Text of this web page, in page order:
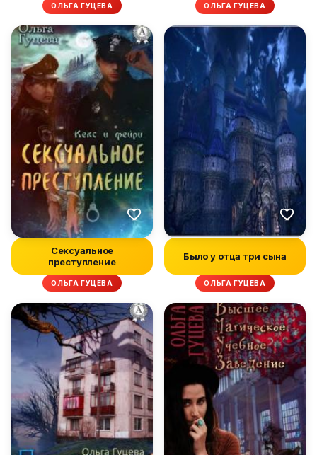
ОЛЬГА ГУЦЕВА ОЛЬГА ГУЦЕВА
Сексуальное
преступление
ОЛЬГА ГУЦЕВА
Было у отца три сына
ОЛЬГА ГУЦЕВА